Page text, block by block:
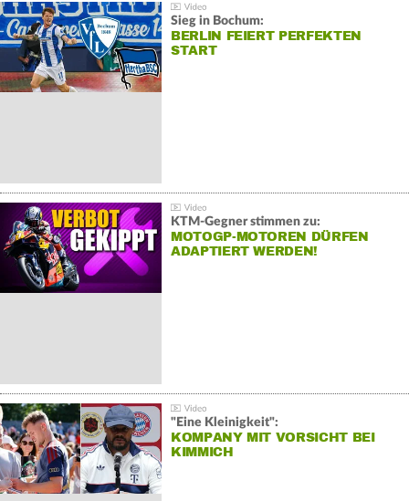
Sieg in Bochum:
BERLIN FEIERT PERFEKTEN
START
KTM-Gegner stimmen zu:
MOTOGP-MOTOREN DÜRFEN
ADAPTIERT WERDEN!
"Eine Kleinigkeit":
KOMPANY MIT VORSICHT BEI
KIMMICH